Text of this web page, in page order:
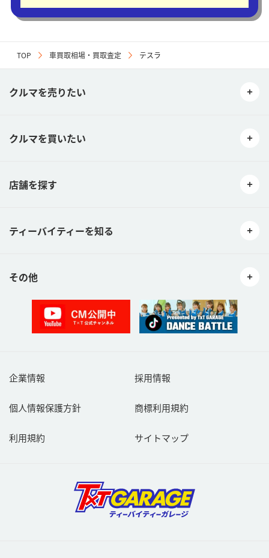
TOP 車買取相場・買取査定 テスラ
クルマを売りたい
クルマを買いたい
店舗を探す
ティーバイティーを知る
その他
企業情報 採用情報
個人情報保護方針 商標利用規約
利用規約 サイトマップ